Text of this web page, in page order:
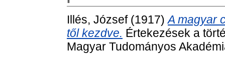
Illés, József(1917)A magyar
től kezdve. Értekezések a
Magyar Tudományos